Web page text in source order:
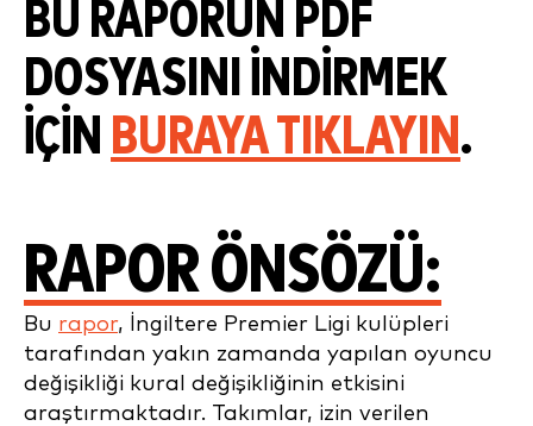
BU RAPORUN PDF
DOSYASINI INDIRMEK
IÇIN BURAYA TIKLAYIN .
RAPOR ÖNSÖZÜ:
Bu rapor, İngiltere Premier Ligi kulüpleri
tarafından yakın zamanda yapılan oyuncu
değişikliği kural değişikliğinin etkisini
araştırmaktadır. Takımlar, izin verilen